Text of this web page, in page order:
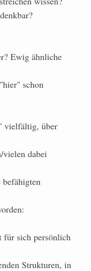
Ewig ähnliche
schon
vielfältig, über
vielen dabei
für sich persönlich
Strukturen, in